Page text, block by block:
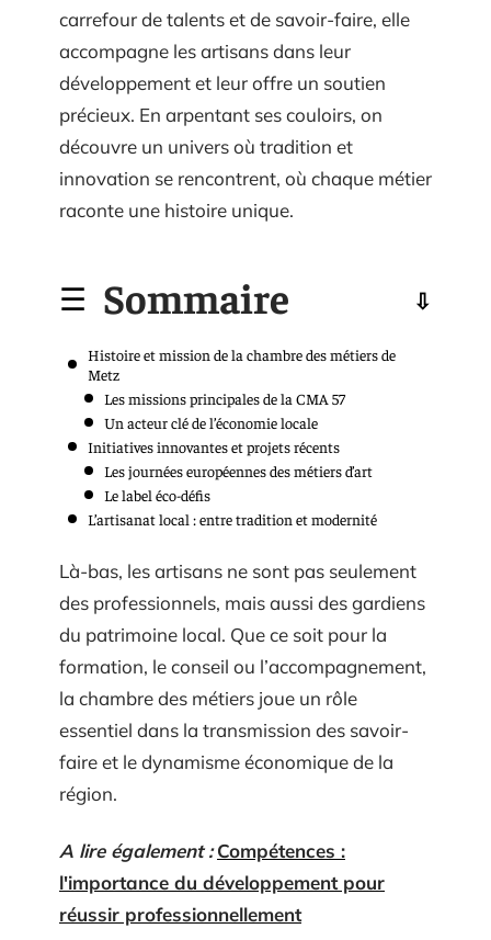
carrefour de talents et de savoir-faire, elle
accompagne les artisans dans leur
développement et leur offre un soutien
précieux. En arpentant ses couloirs, on
découvre un univers où tradition et
innovation se rencontrent, où chaque métier
raconte une histoire unique.
Sommaire
Histoire et mission de la chambre des métiers de
Metz
Les missions principales de la CMA 57
Un acteur clé de l’économie locale
Initiatives innovantes et projets récents
Les journées européennes des métiers d’art
Le label éco-défis
L’artisanat local : entre tradition et modernité
Là-bas, les artisans ne sont pas seulement
des professionnels, mais aussi des gardiens
du patrimoine local. Que ce soit pour la
formation, le conseil ou l’accompagnement,
la chambre des métiers joue un rôle
essentiel dans la transmission des savoir-
faire et le dynamisme économique de la
région.
A lire également : Compétences :
l'importance du développement pour
réussir professionnellement